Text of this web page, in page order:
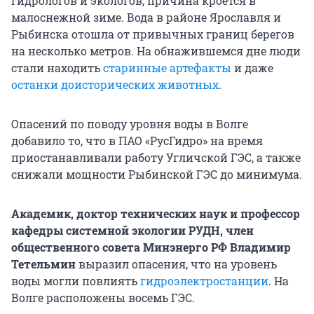
малоснежной зиме. Вода в районе Ярославля и
Рыбинска отошла от привычных границ берегов
на несколько метров. На обнажившемся дне люди
стали находитьстаринные артефакты и даже
останки доисторических животных.
Опасений по поводу уровня воды в Волге
добавило то, что в ПАО «РусГидро» на время
приостанавливали работу Угличской ГЭС, а также
снижали мощности Рыбинской ГЭС до минимума.
Академик, доктор технических наук и профессор
кафедры системной экологии РУДН, член
общественного совета Минэнерго РФ Владимир
Тетельминвыразил опасения, что на уровень
воды могли повлиятьгидроэлектростанции. На
Волге расположены восемь ГЭС.